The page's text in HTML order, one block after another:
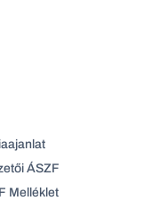
ÁSZF
Melléklet